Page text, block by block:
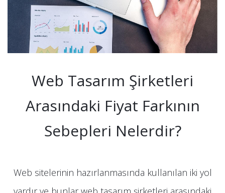
Web Tasarım Şirketleri
Arasındaki Fiyat Farkının
Sebepleri Nelerdir?
Web sitelerinin hazırlanmasında kullanılan iki yol